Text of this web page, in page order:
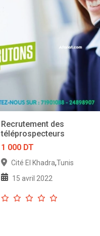
Recrutement des
téléprospecteurs
1 000 DT
Cité El Khadra,Tunis
15 avril 2022